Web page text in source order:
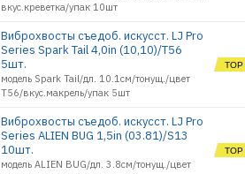
вкус.креветка/упак 10шт
Виброхвосты съедоб. искусст. LJ Pro
Series Spark Tail 4,0in (10,10)/T56
5шт.
модель Spark Tail/дл. 10.1см/тонущ./цвет
T56/вкус.макрель/упак 5шт
Виброхвосты съедоб. искусст. LJ Pro
Series ALIEN BUG 1,5in (03.81)/S13
10шт.
модель ALIEN BUG/дл. 3.8см/тонущ./цвет